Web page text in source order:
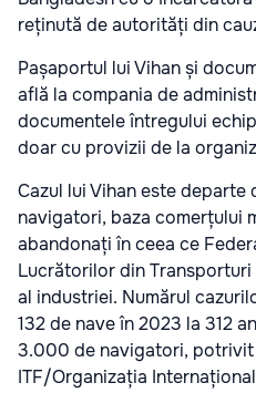
reținută de autorități din
Pașaportul lui Vihan și
află la compania de
documentele întregului
doar cu provizii de la
Cazul lui Vihan este departe
navigatori, baza comerțului
abandonați în ceea ce
Lucrătorilor din Transporturi
al industriei. Numărul
132 de nave în 2023 la 312
3.000 de navigatori, potrivit
ITF/Organizația